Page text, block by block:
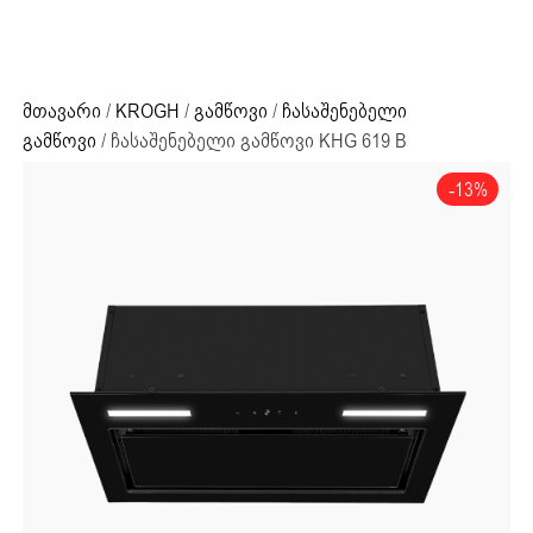
მთავარი / KROGH /გამწოვი / ჩასაშენებელი
გამწოვი / ჩასაშენებელი გამწოვი KHG 619 B
-13%